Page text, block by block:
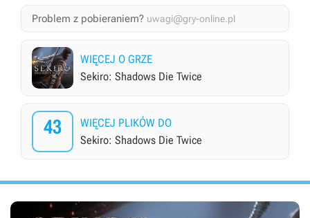
Problem z pobieraniem? uwagi@gry-online.pl
WIĘCEJ O GRZE
Sekiro: Shadows Die Twice
43
WIĘCEJ PLIKÓW DO
Sekiro: Shadows Die Twice